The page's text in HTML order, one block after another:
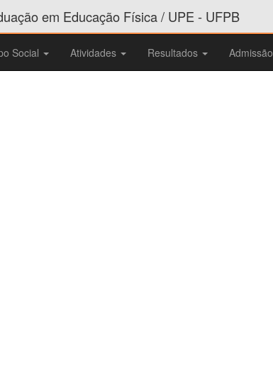
em Educação Física / UPE - UFPB
Social Atividades Resultados Admissão